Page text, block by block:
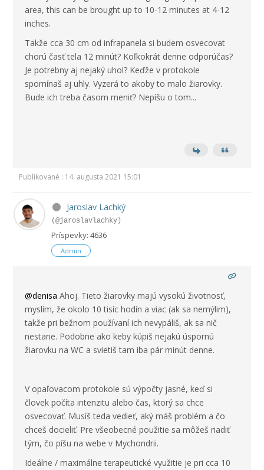
area, this can be brought up to 10-12 minutes at 4-12
inches.
Takže cca 30 cm od infrapanela si budem osvecovat
chorú časť tela 12 minút? Koľkokrát denne odporúčas?
Je potrebny aj nejaký uhol? Keďže v protokole
spomínaš aj uhly. Vyzerá to akoby to malo žiarovky.
Bude ich treba časom meniť? Nepíšu o tom...
Publikované : 14. augusta 2021 15:01
Jaroslav Lachký
(@jaroslavlachky)
Príspevky: 4636
Admin
@denisa Ahoj. Tieto žiarovky majú vysokú životnosť,
myslím, že okolo 10 tisíc hodín a viac (ak sa nemýlim),
takže pri bežnom používaní ich nevypáliš, ak sa nič
nestane. Podobne ako keby kúpiš nejakú úspornú
žiarovku na WC a svietiš tam iba pár minút denne.
V opaľovacom protokole sú výpočty jasné, keď si
človek počíta intenzitu alebo čas, ktorý sa chce
osvecovať. Musíš teda vedieť, aký máš problém a čo
chceš docieliť. Pre všeobecné použitie sa môžeš riadiť
tým, čo píšu na webe v Mychondrii.
Ideálne / maximálne terapeutické využitie je pri cca 10